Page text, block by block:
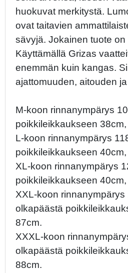
huokuvat merkitystä.
ovat taitavien
sävyjä. Jokainen tuote on
Käyttämällä Grizas
enemmän kuin kangas.
ajattomuuden, aitouden
M-koon rinnanympärys
poikkileikkaukseen
L-koon rinnanympärys
poikkileikkaukseen
XL-koon rinnanympärys
poikkileikkaukseen
XXL-koon rinnanympärys
olkapäästä
87cm.
XXXL-koon
olkapäästä
88cm.